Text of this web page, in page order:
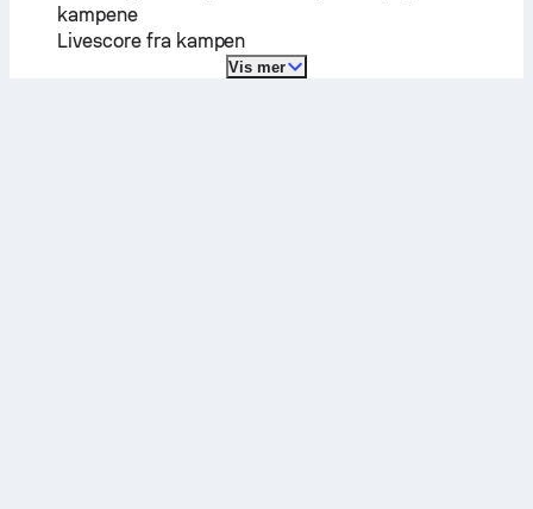
kampene
Livescore fra kampen
Vis mer